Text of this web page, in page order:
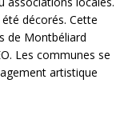
décorés. Cette
de Montbéliard
Les communes se
artistique